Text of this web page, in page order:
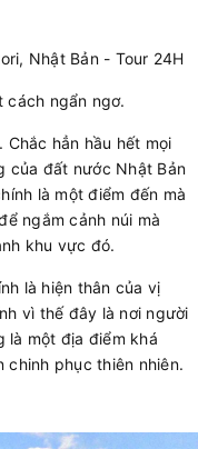
cách ngẩn ngơ.
. Chắc hẳn hầu hết mọi
của đất nước Nhật Bản
là một điểm đến mà
ngắm cảnh núi mà
khu vực đó.
là hiện thân của vị
vì thế đây là nơi người
là một địa điểm khá
chinh phục thiên nhiên.